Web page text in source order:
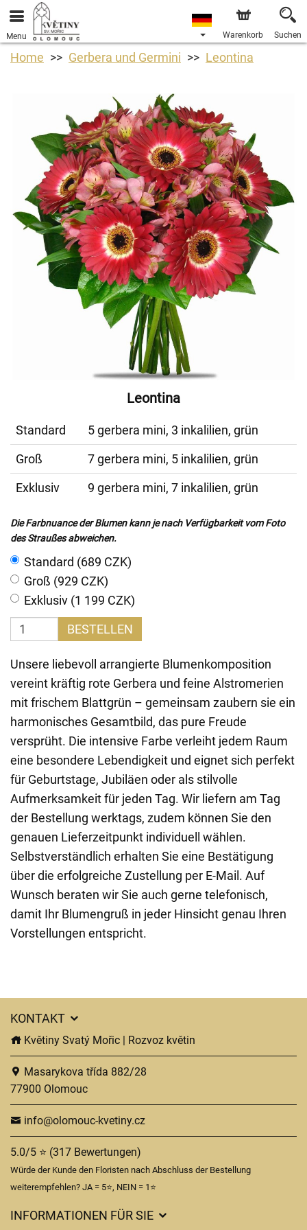
Menu Warenkorb Suchen
Home Gerbera und Germini Leontina
Leontina
Standard
5 gerbera mini, 3 inkalilien, grün
Groß
7 gerbera mini, 5 inkalilien, grün
Exklusiv
9 gerbera mini, 7 inkalilien, grün
Die Farbnuance der Blumen kann je nach Verfügbarkeit vom Foto
des Straußes abweichen.
Standard (689 CZK)
Groß (929 CZK)
Exklusiv (1 199 CZK)
BESTELLEN
Unsere liebevoll arrangierte Blumenkomposition
vereint kräftig rote Gerbera und feine Alstromerien
mit frischem Blattgrün – gemeinsam zaubern sie ein
harmonisches Gesamtbild, das pure Freude
versprüht. Die intensive Farbe verleiht jedem Raum
eine besondere Lebendigkeit und eignet sich perfekt
für Geburtstage, Jubiläen oder als stilvolle
Aufmerksamkeit für jeden Tag. Wir liefern am Tag
der Bestellung werktags, zudem können Sie den
genauen Lieferzeitpunkt individuell wählen.
Selbstverständlich erhalten Sie eine Bestätigung
über die erfolgreiche Zustellung per E-Mail. Auf
Wunsch beraten wir Sie auch gerne telefonisch,
damit Ihr Blumengruß in jeder Hinsicht genau Ihren
Vorstellungen entspricht.
KONTAKT
Květiny Svatý Mořic | Rozvoz květin
Masarykova třída 882/28
77900 Olomouc
info@olomouc-kvetiny.cz
5.0/5 ⭐ (317 Bewertungen)
Würde der Kunde den Floristen nach Abschluss der Bestellung
weiterempfehlen? JA = 5⭐, NEIN = 1⭐
INFORMATIONEN FÜR SIE